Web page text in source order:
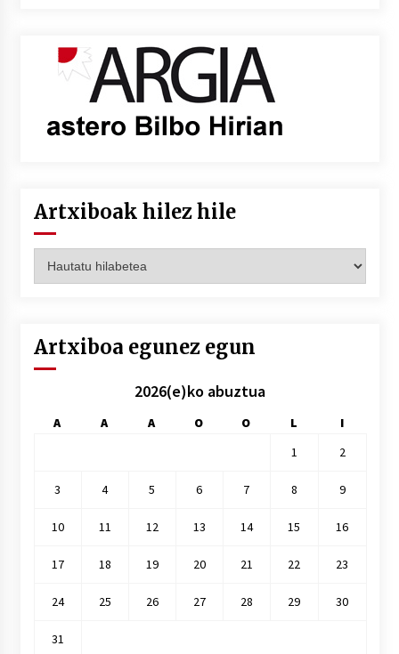
Artxiboak hilez hile
hilez
Artxiboa egunez egun
2026(e)ko abuztua
A A A O O L
I
1
2
3 4 5 6 7 8 9
10 11 12 13 14 15 16
17 18 19 20 21 22 23
24 25 26 27 28 29 30
31